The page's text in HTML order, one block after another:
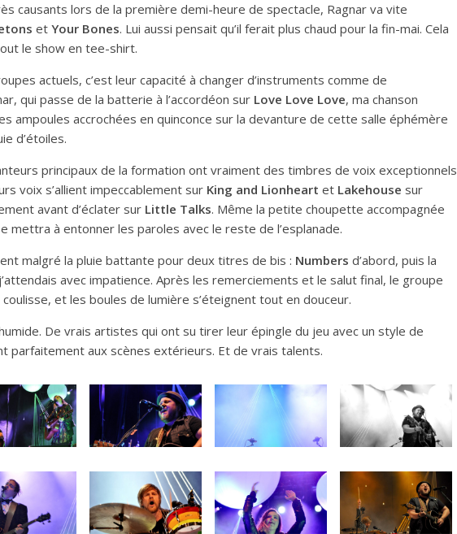
causants lors de la première demi-heure de spectacle, Ragnar va vite
et Your Bones. Lui aussi pensait qu’il ferait plus chaud pour la fin-mai. Cela
le show en tee-shirt.
actuels, c’est leur capacité à changer d’instruments comme de
qui passe de la batterie à l’accordéon sur Love Love Love, ma chanson
ampoules accrochées en quinconce sur la devanture de cette salle éphémère
d’étoiles.
principaux de la formation ont vraiment des timbres de voix exceptionnels
voix s’allient impeccablement sur King and Lionheart et Lakehouse sur
avant d’éclater sur Little Talks. Même la petite choupette accompagnée
mettra à entonner les paroles avec le reste de l’esplanade.
malgré la pluie battante pour deux titres de bis : Numbers d’abord, puis la
avec impatience. Après les remerciements et le salut final, le groupe
et les boules de lumière s’éteignent tout en douceur.
De vrais artistes qui ont su tirer leur épingle du jeu avec un style de
parfaitement aux scènes extérieurs. Et de vrais talents.